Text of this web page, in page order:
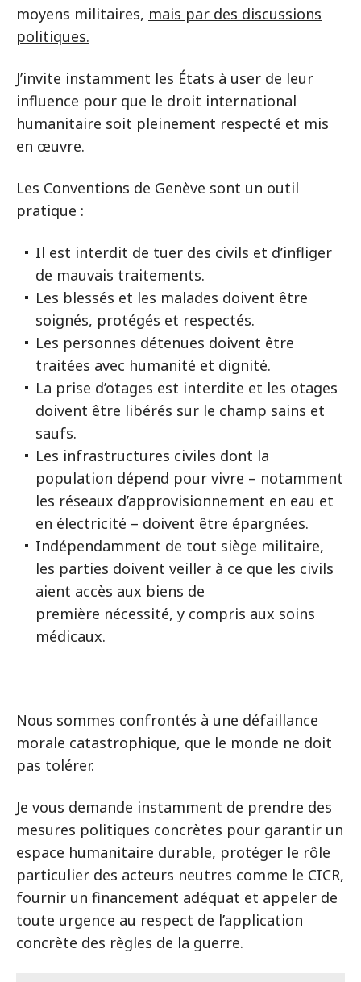
moyens militaires, mais par des discussions
politiques.
J’invite instamment les États à user de leur
influence pour que le droit international
humanitaire soit pleinement respecté et mis
en œuvre.
Les Conventions de Genève sont un outil
pratique :
Il est interdit de tuer des civils et d’infliger
de mauvais traitements.
Les blessés et les malades doivent être
soignés, protégés et respectés.
Les personnes détenues doivent être
traitées avec humanité et dignité.
La prise d’otages est interdite et les otages
doivent être libérés sur le champ sains et
saufs.
Les infrastructures civiles dont la
population dépend pour vivre – notamment
les réseaux d’approvisionnement en eau et
en électricité – doivent être épargnées.
Indépendamment de tout siège militaire,
les parties doivent veiller à ce que les civils
aient accès aux biens de
première nécessité, y compris aux soins
médicaux.
Nous sommes confrontés à une défaillance
morale catastrophique, que le monde ne doit
pas tolérer.
Je vous demande instamment de prendre des
mesures politiques concrètes pour garantir un
espace humanitaire durable, protéger le rôle
particulier des acteurs neutres comme le CICR,
fournir un financement adéquat et appeler de
toute urgence au respect de l’application
concrète des règles de la guerre.